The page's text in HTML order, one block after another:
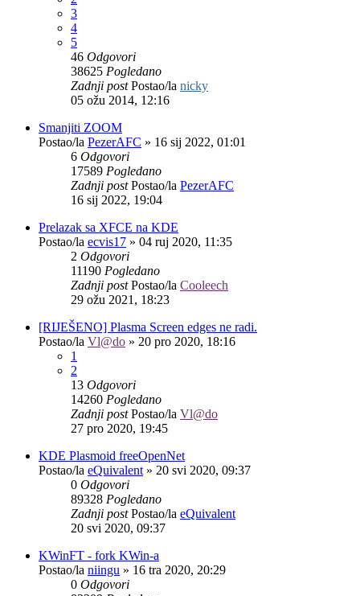
3
4
5
46 Odgovori
38625 Pogledano
Zadnji postPostao/la nicky
05 ožu 2014, 12:16
Smanjiti ZOOM
Postao/la PezerAFC » 16 sij 2022, 01:01
6 Odgovori
17589 Pogledano
Zadnji postPostao/la PezerAFC
16 sij 2022, 19:04
Prelazak sa XFCE na KDE
Postao/la ecvis17 » 04 ruj 2020, 11:35
2 Odgovori
11190 Pogledano
Zadnji postPostao/la Cooleech
29 ožu 2021, 18:23
[RIJEŠENO] Plasma Screen edges ne radi.
Postao/la Vl@do » 20 pro 2020, 18:16
1
2
13 Odgovori
14260 Pogledano
Zadnji postPostao/la Vl@do
27 pro 2020, 19:45
KDE Plasmoid freeOpenNet
Postao/la eQuivalent » 20 svi 2020, 09:37
0 Odgovori
89328 Pogledano
Zadnji postPostao/la eQuivalent
20 svi 2020, 09:37
KWinFT - fork KWin-a
Postao/la niingu » 16 tra 2020, 20:29
0 Odgovori